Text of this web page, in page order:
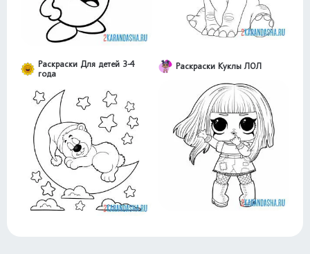
Раскраски Для детей 3-4
года
Раскраски Куклы ЛОЛ